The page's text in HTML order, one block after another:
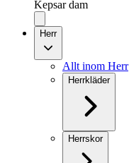
Kepsar dam
Herr
Allt inom Herr
Herrkläder
Herrskor